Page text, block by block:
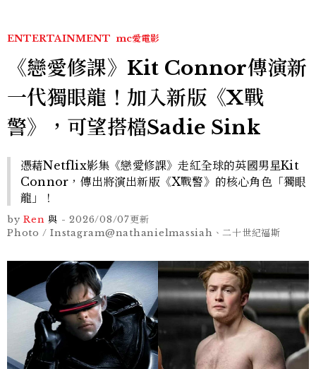
ENTERTAINMENT mc愛電影
《戀愛修課》Kit Connor傳演新
一代獨眼龍！加入新版《X戰
警》，可望搭檔Sadie Sink
憑藉Netflix影集《戀愛修課》走紅全球的英國男星Kit
Connor，傳出將演出新版《X戰警》的核心角色「獨眼
龍」！
by Ren與 -2026/08/07更新
Photo / Instagram@nathanielmassiah、二十世紀福斯